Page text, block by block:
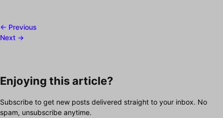
← Previous
Next →
Enjoying this article?
Subscribe to get new posts delivered straight to your inbox. No
spam, unsubscribe anytime.